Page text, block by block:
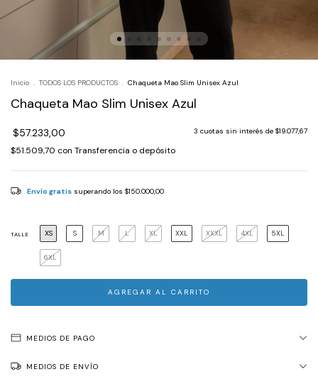
Inicio . TODOS LOS PRODUCTOS . Chaqueta Mao Slim Unisex Azul
Chaqueta Mao Slim Unisex Azul
$57.233,00 3 cuotas sin interés de $19.077,67
$51.509,70 con Transferencia o depósito
Envío gratis superando los $150.000,00
TALLE XS S M L XL XXL XXXL 4XL 5XL
6XL
MEDIOS DE PAGO
MEDIOS DE ENVÍO